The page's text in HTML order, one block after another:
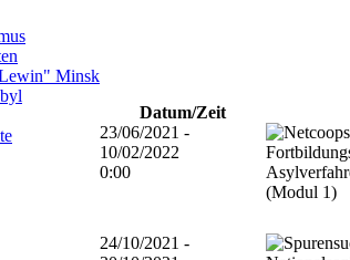
Minsk
Datum/Zeit
23/06/2021 -
10/02/2022
0:00
24/10/2021 -